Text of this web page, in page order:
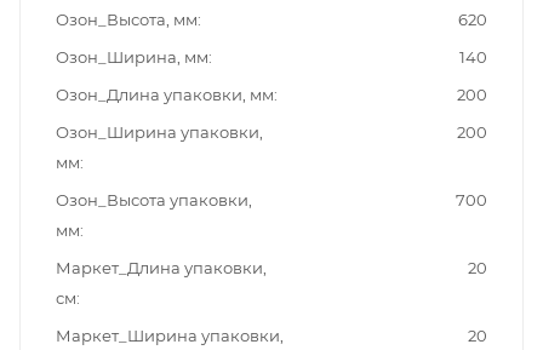
Озон_Высота, мм
620
Озон_Ширина, мм
140
Озон_Длина упаковки, мм
200
Озон_Ширина упаковки,
мм
200
Озон_Высота упаковки,
мм
700
Маркет_Длина упаковки,
см
20
Маркет_Ширина упаковки,
20